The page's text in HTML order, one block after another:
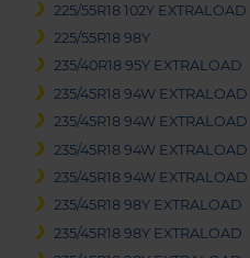
225/55R18 102Y EXTRALOAD
225/55R18 98Y
235/40R18 95Y EXTRALOAD
235/45R18 94W EXTRALOAD
235/45R18 94W EXTRALOAD
235/45R18 94W EXTRALOAD
235/45R18 94W EXTRALOAD
235/45R18 98Y EXTRALOAD
235/45R18 98Y EXTRALOAD